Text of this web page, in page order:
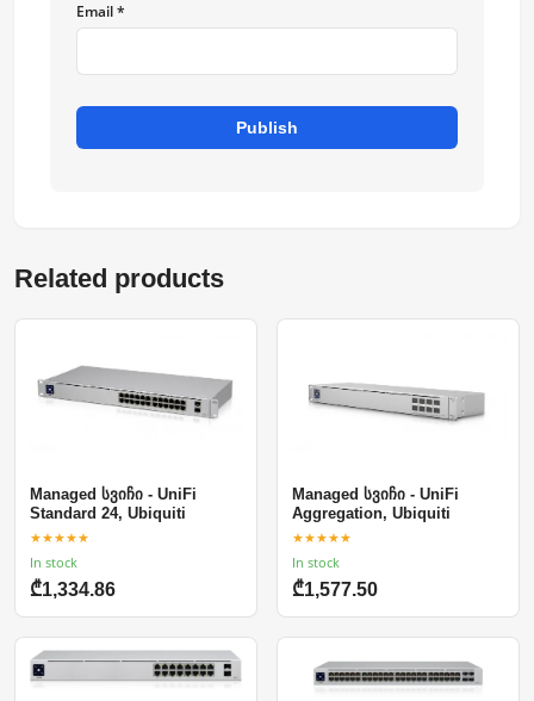
Email *
Publish
Related products
Managed სვიჩი - UniFi
Standard 24, Ubiquiti
★★★★★
In stock
₾1,334.86
Managed სვიჩი - UniFi
Aggregation, Ubiquiti
★★★★★
In stock
₾1,577.50